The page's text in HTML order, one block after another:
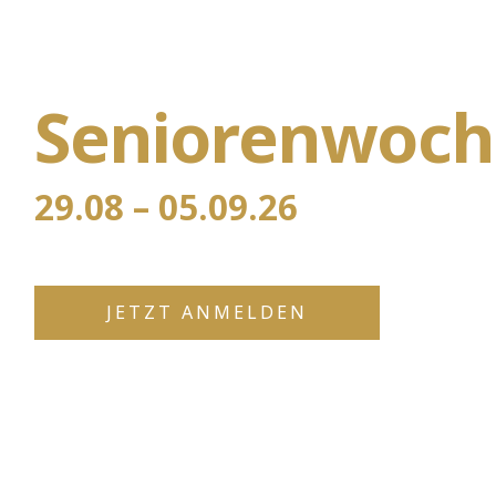
29.08 – 05.09.26
JETZT ANMELDEN